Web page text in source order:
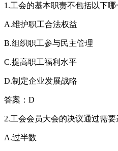
1.工会的基本职责不包括以下哪
A.维护职工合法权益
B.组织职工参与民主管理
C.提高职工福利水平
D.制定企业发展战略
答案：D
2.工会会员大会的决议通过需要
A.过半数